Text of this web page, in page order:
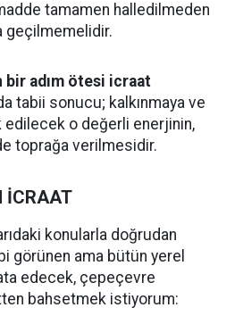
tamamen halledilmeden
geçilmemelidir.
adım ötesi icraat
tabii sonucu; kalkınmaya ve
o değerli enerjinin,
toprağa verilmesidir.
İCRAAT
konularla doğrudan
görünen ama bütün yerel
edecek, çepeçevre
bahsetmek istiyorum: